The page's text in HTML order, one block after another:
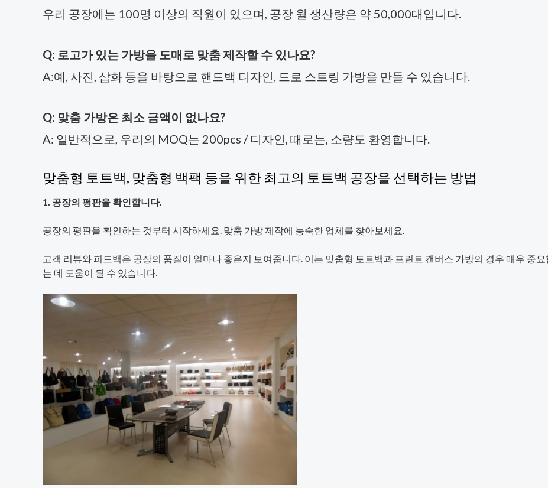
우리 공장에는 100명 이상의 직원이 있으며, 공장 월 생산량은 약 50,000대입니다.
Q: 로고가 있는 가방을 도매로 맞춤 제작할 수 있나요?
A:예, 사진, 삽화 등을 바탕으로 핸드백 디자인, 드로 스트링 가방을 만들 수 있습니다.
Q: 맞춤 가방은 최소 금액이 없나요?
A: 일반적으로, 우리의 MOQ는 200pcs / 디자인, 때로는, 소량도 환영합니다.
맞춤형 토트백, 맞춤형 백팩 등을 위한 최고의 토트백 공장을 선택하는 방법
1. 공장의 평판을 확인합니다.
공장의 평판을 확인하는 것부터 시작하세요. 맞춤 가방 제작에 능숙한 업체를 찾아보세요.
고객 리뷰와 피드백은 공장의 품질이 얼마나 좋은지 보여줍니다. 이는 맞춤형 토트백과 프린트 캔버스 가방의 경우 매우 중
는 데 도움이 될 수 있습니다.